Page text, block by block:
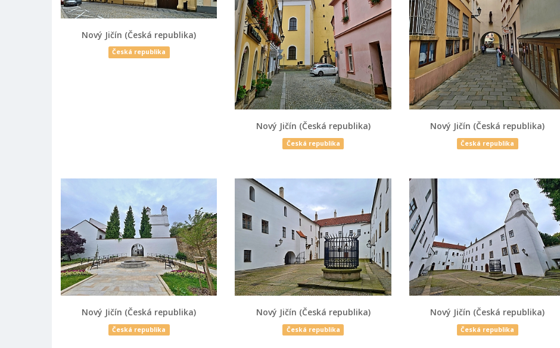
Nový Jičín (Česká republika)
Česká republika
Nový Jičín (Česká republika)
Česká republika
Nový Jičín (Česká republika)
Česká republika
Nový Jičín (Česká republika)
Česká republika
Nový Jičín (Česká republika)
Česká republika
Nový Jičín (Česká republika)
Česká republika